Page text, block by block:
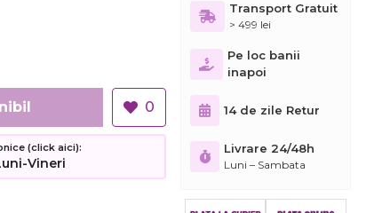
0
(click aici):
Vineri
Transport Gratuit
> 499 lei
Pe loc banii
inapoi
14 de zile Retur
Livrare 24/48h
Luni – Sambata